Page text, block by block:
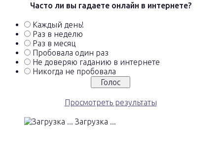
Часто ли вы гадаете онлайн в интернете?
Каждый день!
Раз в неделю
Раз в месяц
Пробовала один раз
Не доверяю гаданию в интернете
Никогда не пробовала
Просмотреть результаты
Загрузка ...